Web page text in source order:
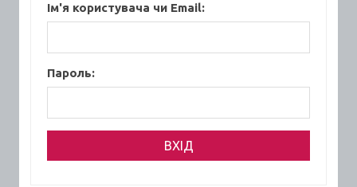
Ім'я користувача чи Email:
Пароль: